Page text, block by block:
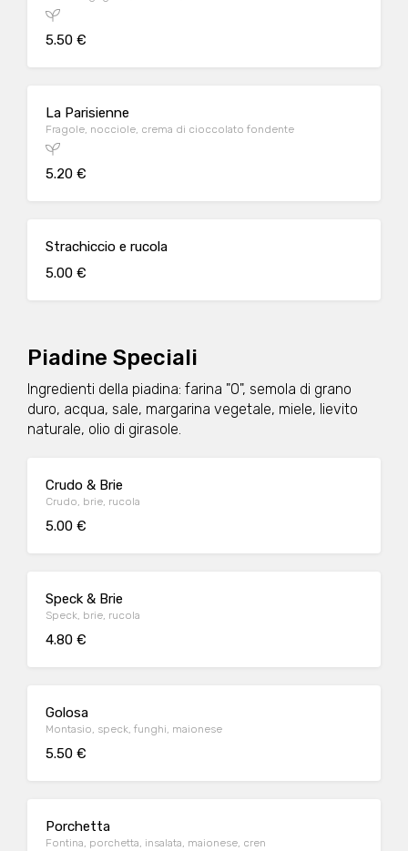
5.50 €
La Parisienne
Fragole, nocciole, crema di cioccolato fondente
5.20 €
Strachiccio e rucola
5.00 €
Piadine Speciali
Ingredienti della piadina: farina "0", semola di grano
duro, acqua, sale, margarina vegetale, miele, lievito
naturale, olio di girasole.
Crudo & Brie
Crudo, brie, rucola
5.00 €
Speck & Brie
Speck, brie, rucola
4.80 €
Golosa
Montasio, speck, funghi, maionese
5.50 €
Porchetta
Fontina, porchetta, insalata, maionese, cren